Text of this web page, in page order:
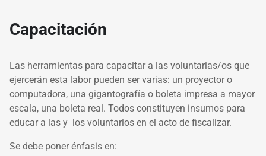
Capacitación
Las herramientas para capacitar a las voluntarias/os que
ejercerán esta labor pueden ser varias: un proyector o
computadora, una gigantografía o boleta impresa a mayor
escala, una boleta real. Todos constituyen insumos para
educar a las y los voluntarios en el acto de fiscalizar.
Se debe poner énfasis en: